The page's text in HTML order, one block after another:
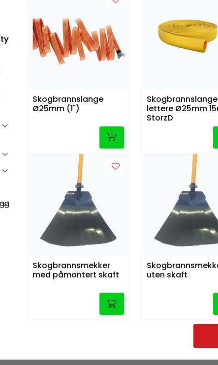
Skogbrannslange
Ø25mm (1")
Skogbrannslange
lettere Ø25mm
StorzD
Skogbrannsmekker
med påmontert skaft
uten skaft